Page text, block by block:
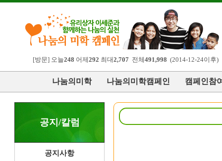
[방문] 오늘248 어제 292 최대 2,707전체 491,998 (2014-12-24이후)
나눔의미학 나눔의미학캠페인 캠페인참
공지/칼럼
공지사항